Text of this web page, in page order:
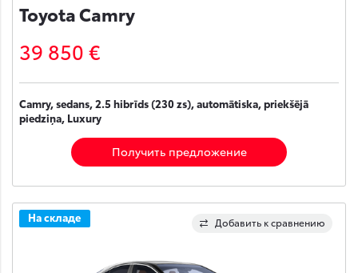
Toyota Camry
39 850 €
Camry, sedans, 2.5 hibrīds (230 zs), automātiska, priekšējā
piedziņa, Luxury
Получить предложение
Добавить к сравнению
На складе